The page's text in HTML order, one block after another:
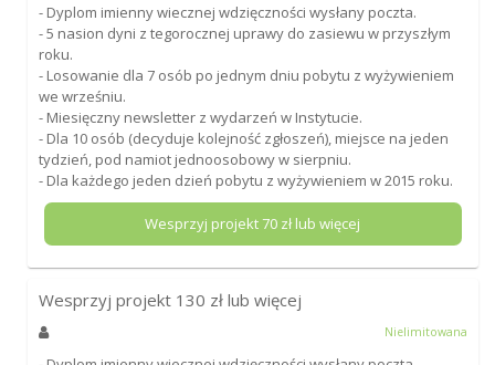
- Dyplom imienny wiecznej wdzięczności wysłany poczta.
- 5 nasion dyni z tegorocznej uprawy do zasiewu w przyszłym
roku.
- Losowanie dla 7 osób po jednym dniu pobytu z wyżywieniem
we wrześniu.
- Miesięczny newsletter z wydarzeń w Instytucie.
- Dla 10 osób (decyduje kolejność zgłoszeń), miejsce na jeden
tydzień, pod namiot jednoosobowy w sierpniu.
- Dla każdego jeden dzień pobytu z wyżywieniem w 2015 roku.
Wesprzyj projekt70 zł lub więcej
Wesprzyj projekt 130 zł lub więcej
Nielimitowana